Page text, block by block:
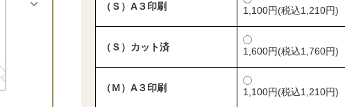
（Ｓ）A３印刷 1,100円(税込1,210円)
（Ｓ）カット済 1,600円(税込1,760円)
（Ｍ）A３印刷 1,100円(税込1,210円)